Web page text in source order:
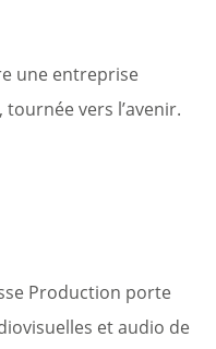
une entreprise
vers l’avenir.
Production porte
et audio de